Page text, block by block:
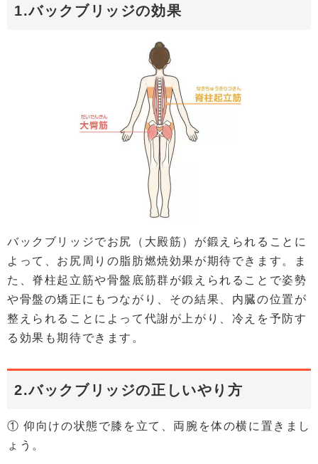
1.バックブリッジの効果
バックブリッジでお尻（大殿筋）が鍛えられることに
よって、お尻周りの脂肪燃焼効果が期待できます。ま
た、脊柱起立筋や骨盤底筋群が鍛えられることで姿勢
や骨盤の矯正にもつながり、その結果、内臓の位置が
整えられることによって代謝が上がり、冷えを予防す
る効果も期待できます。
2.バックブリッジの正しいやり方
① 仰向けの状態で膝を立て、両腕を体の横に置きまし
ょう。